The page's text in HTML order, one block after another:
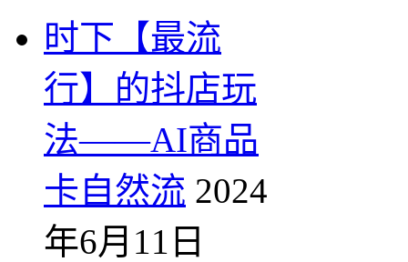
时下【最流
行】的抖店玩
法——AI商品
卡自然流 2024
年6月11日